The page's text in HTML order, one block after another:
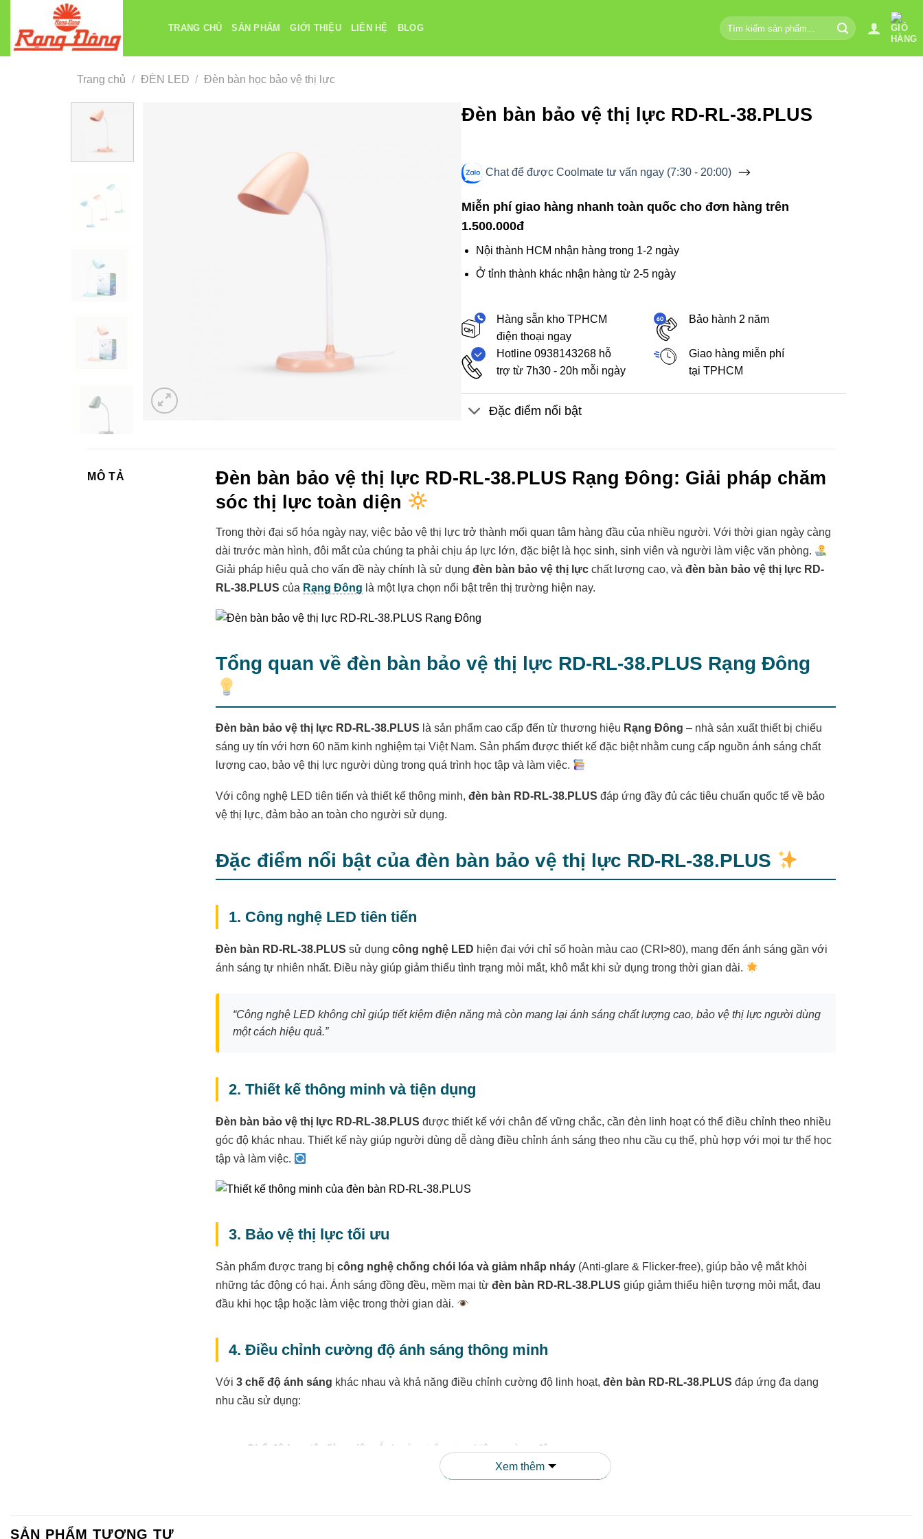
dung
TRANG CHỦ SẢN PHẨM GIỚI THIỆU LIÊN HỆ BLOG
Tìm
kiếm:
Trang chủ / ĐÈN LED / Đèn bàn học bảo vệ thị lực
Đèn bàn bảo vệ thị lực RD-RL-38.PLUS
Chat để được Coolmate tư vấn ngay (7:30 - 20:00)
Miễn phí giao hàng nhanh toàn quốc cho đơn hàng trên
1.500.000đ
Nội thành HCM nhận hàng trong 1-2 ngày
Ở tỉnh thành khác nhận hàng từ 2-5 ngày
Hàng sẵn kho TPHCM
điện thoại ngay
Bảo hành 2 năm
Hotline 0938143268 hỗ
trợ từ 7h30 - 20h mỗi ngày
Giao hàng miễn phí
tại TPHCM
Đặc điểm nổi bật
MÔ TẢ
Đèn bàn bảo vệ thị lực RD-RL-38.PLUS Rạng Đông: Giải pháp chăm
sóc thị lực toàn diện
Trong thời đại số hóa ngày nay, việc bảo vệ thị lực trở thành mối quan tâm hàng đầu của nhiều người. Với thời gian ngày càng
dài trước màn hình, đôi mắt của chúng ta phải chịu áp lực lớn, đặc biệt là học sinh, sinh viên và người làm việc văn phòng.
Giải pháp hiệu quả cho vấn đề này chính là sử dụng đèn bàn bảo vệ thị lựcchất lượng cao, và đèn bàn bảo vệ thị lực RD-
RL-38.PLUS của Rạng Đông là một lựa chọn nổi bật trên thị trường hiện nay.
Tổng quan về đèn bàn bảo vệ thị lực RD-RL-38.PLUS Rạng Đông
Đèn bàn bảo vệ thị lực RD-RL-38.PLUS là sản phẩm cao cấp đến từ thương hiệu Rạng Đông – nhà sản xuất thiết bị chiếu
sáng uy tín với hơn 60 năm kinh nghiệm tại Việt Nam. Sản phẩm được thiết kế đặc biệt nhằm cung cấp nguồn ánh sáng chất
lượng cao, bảo vệ thị lực người dùng trong quá trình học tập và làm việc.
Với công nghệ LED tiên tiến và thiết kế thông minh, đèn bàn RD-RL-38.PLUS đáp ứng đầy đủ các tiêu chuẩn quốc tế về bảo
vệ thị lực, đảm bảo an toàn cho người sử dụng.
Đặc điểm nổi bật của đèn bàn bảo vệ thị lực RD-RL-38.PLUS
1. Công nghệ LED tiên tiến
Đèn bàn RD-RL-38.PLUS sử dụng công nghệ LED hiện đại với chỉ số hoàn màu cao (CRI>80), mang đến ánh sáng gần với
ánh sáng tự nhiên nhất. Điều này giúp giảm thiểu tình trạng mỏi mắt, khô mắt khi sử dụng trong thời gian dài.
“Công nghệ LED không chỉ giúp tiết kiệm điện năng mà còn mang lại ánh sáng chất lượng cao, bảo vệ thị lực người dùng
một cách hiệu quả.”
2. Thiết kế thông minh và tiện dụng
Đèn bàn bảo vệ thị lực RD-RL-38.PLUS được thiết kế với chân đế vững chắc, cần đèn linh hoạt có thể điều chỉnh theo nhiều
góc độ khác nhau. Thiết kế này giúp người dùng dễ dàng điều chỉnh ánh sáng theo nhu cầu cụ thể, phù hợp với mọi tư thế học
tập và làm việc.
3. Bảo vệ thị lực tối ưu
Sản phẩm được trang bị công nghệ chống chói lóa và giảm nhấp nháy(Anti-glare & Flicker-free), giúp bảo vệ mắt khỏi
những tác động có hại. Ánh sáng đồng đều, mềm mại từ đèn bàn RD-RL-38.PLUS giúp giảm thiểu hiện tượng mỏi mắt, đau
đầu khi học tập hoặc làm việc trong thời gian dài.
4. Điều chỉnh cường độ ánh sáng thông minh
Với 3 chế độ ánh sáng khác nhau và khả năng điều chỉnh cường độ linh hoạt, đèn bàn RD-RL-38.PLUS đáp ứng đa dạng
nhu cầu sử dụng:
Chế độ học tập/làm việc: Ánh sáng trắng tự nhiên, cường độ cao
Xem thêm
SẢN PHẨM TƯƠNG TỰ